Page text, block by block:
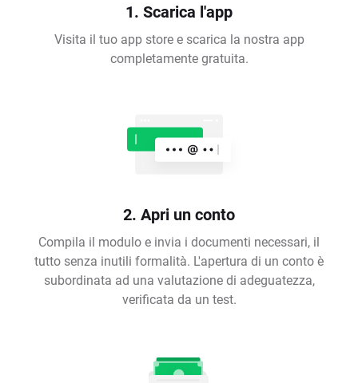
1. Scarica l'app
Visita il tuo app store e scarica la nostra app
completamente gratuita.
2. Apri un conto
Compila il modulo e invia i documenti necessari, il
tutto senza inutili formalità. L'apertura di un conto è
subordinata ad una valutazione di adeguatezza,
verificata da un test.